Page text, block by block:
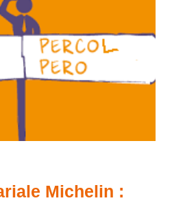
Michelin :